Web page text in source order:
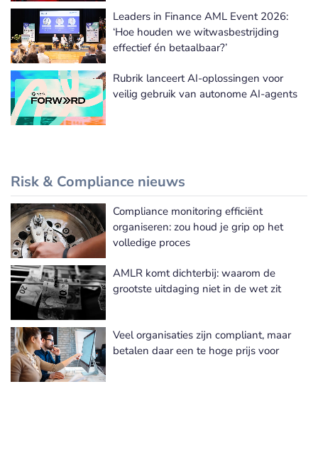
Leaders in Finance AML Event 2026:
‘Hoe houden we witwasbestrijding
effectief én betaalbaar?’
Rubrik lanceert AI-oplossingen voor
veilig gebruik van autonome AI-agents
Risk & Compliance nieuws
Meer Risk & Compliance nieuws
Compliance monitoring efficiënt
organiseren: zou houd je grip op het
volledige proces
AMLR komt dichterbij: waarom de
grootste uitdaging niet in de wet zit
Veel organisaties zijn compliant, maar
betalen daar een te hoge prijs voor